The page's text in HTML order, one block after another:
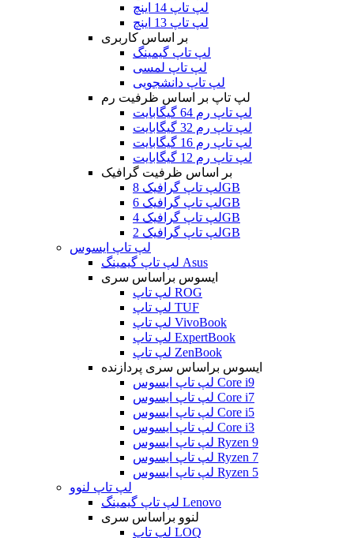
لپ تاپ 14 اینچ
لپ تاپ 13 اینچ
بر اساس کاربری
لپ تاپ گیمینگ
لپ تاپ لمسی
لپ تاپ دانشجویی
لپ تاپ بر اساس ظرفیت رم
لپ تاپ رم 64 گیگابایت
لپ تاپ رم 32 گیگابایت
لپ تاپ رم 16 گیگابایت
لپ تاپ رم 12 گیگابایت
بر اساس ظرفیت گرافیک
لپ تاپ گرافیک 8GB
لپ تاپ گرافیک 6GB
لپ تاپ گرافیک 4GB
لپ تاپ گرافیک 2GB
لپ تاپ ایسوس
لپ تاپ گیمینگ Asus
ایسوس براساس سری
لپ تاپ ROG
لپ تاپ TUF
لپ تاپ VivoBook
لپ تاپ ExpertBook
لپ تاپ ZenBook
ایسوس براساس سری پردازنده
لپ تاپ ایسوس Core i9
لپ تاپ ایسوس Core i7
لپ تاپ ایسوس Core i5
لپ تاپ ایسوس Core i3
لپ تاپ ایسوس Ryzen 9
لپ تاپ ایسوس Ryzen 7
لپ تاپ ایسوس Ryzen 5
لپ تاپ لنوو
لپ تاپ گیمینگ Lenovo
لنوو براساس سری
لپ تاپ LOQ